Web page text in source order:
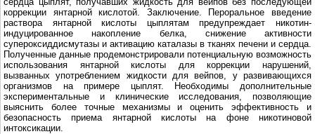
коррекции янтарной кислотой. Заключение. Пероральное введение
раствора янтарной кислоты цыплятам предупреждает никотин-
индуцированное накопление белка, снижение активности
супероксиддисмутазы и активацию каталазы в тканях печени и сердца.
Полученные данные продемонстрировали потенциальную возможность
использования янтарной кислоты для коррекции нарушений,
вызванных употреблением жидкости для вейпов, у развивающихся
организмов на примере цыплят. Необходимы дополнительные
экспериментальные и клинические исследования, позволяющие
выяснить более точные механизмы и оценить эффективность и
безопасность приeма янтарной кислоты на фоне никотиновой
интоксикации.